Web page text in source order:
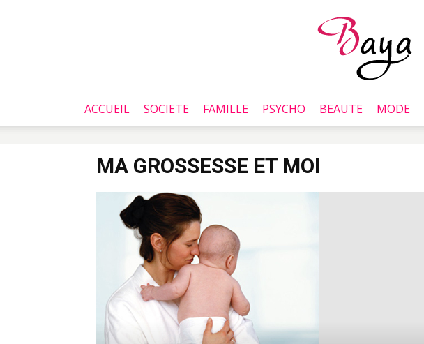
Baya.tn
ACCUEIL SOCIETE FAMILLE PSYCHO BEAUTE MODE
MA GROSSESSE ET MOI